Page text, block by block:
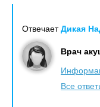
ОтвечаетДикая
Врач
Все